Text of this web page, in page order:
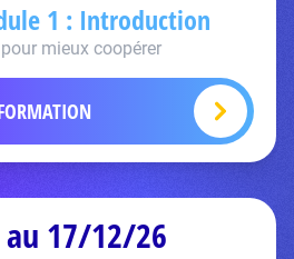
1 : Introduction
mieux coopérer
17/12/26